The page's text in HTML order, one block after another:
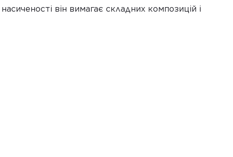
він вимагає складних композицій і